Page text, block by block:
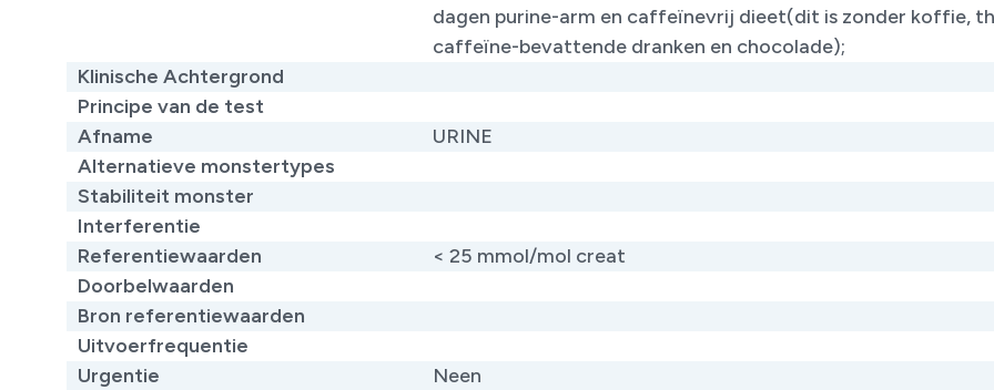
dagen purine-arm en caffeïnevrij dieet(dit is zonder koffie,
caffeïne-bevattende dranken en chocolade);
Klinische Achtergrond
Principe van de test
Afname
URINE
Alternatieve monstertypes
Stabiliteit monster
Interferentie
Referentiewaarden
< 25 mmol/mol creat
Doorbelwaarden
Bron referentiewaarden
Uitvoerfrequentie
Urgentie
Neen